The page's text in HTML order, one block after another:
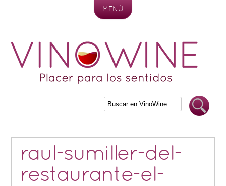
MENÚ
raul-sumiller-del-
restaurante-el-